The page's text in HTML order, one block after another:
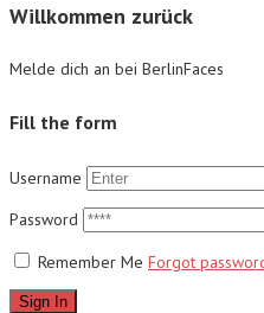
Willkommen zurück
Melde dich an bei BerlinFaces
Fill the form
Username
Password
Remember Me Forgot
Sign In